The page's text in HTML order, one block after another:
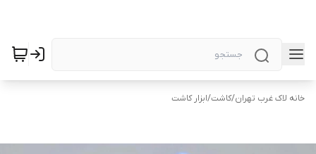
خانه لاک غرب تهران/کاشت/ابزار کاشت